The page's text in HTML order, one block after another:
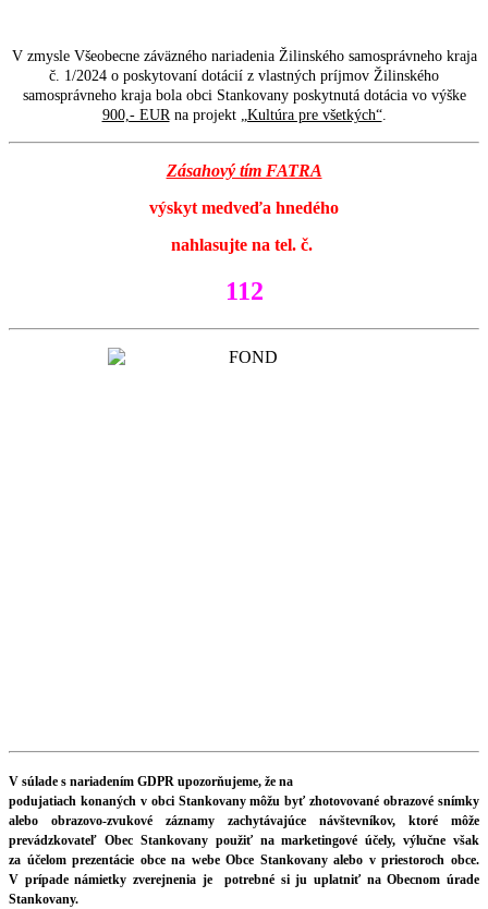
V zmysle Všeobecne záväzného nariadenia Žilinského samosprávneho kraja
č. 1/2024 o poskytovaní dotácií z vlastných príjmov Žilinského
samosprávneho kraja bola obci Stankovany poskytnutá dotácia vo výške
900,- EURna projekt „Kultúra pre všetkých“.
Zásahový tím FATRA
výskyt medveďa hnedého
nahlasujte na tel. č.
112
V súlade s nariadením GDPR upozorňujeme, že na
podujatiach konaných v obci Stankovany môžu byť zhotovované obrazové snímky
alebo obrazovo-zvukové záznamy zachytávajúce návštevníkov, ktoré môže
prevádzkovateľ Obec Stankovany použiť na marketingové účely, výlučne však
za účelom prezentácie obce na webe Obce Stankovany alebo v priestoroch obce.
V prípade námietky zverejnenia je potrebné si ju uplatniť na Obecnom úrade
Stankovany.